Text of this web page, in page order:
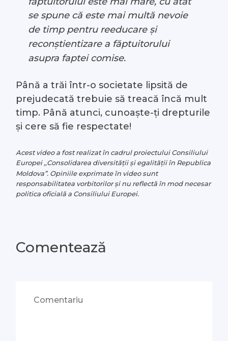
se spune că este mai multă nevoie
de timp pentru reeducare și
reconștientizare a făptuitorului
asupra faptei comise.
Până a trăi într-o societate lipsită de
prejudecată trebuie să treacă încă mult
timp. Până atunci, cunoaște-ți drepturile
și cere să fie respectate!
Acest video a fost realizat în cadrul proiectului Consiliului
Europei ,,Consolidarea diversității și egalității în Republica
Moldova”. Opiniile exprimate în video sunt
responsabilitatea vorbitorilor și nu reflectă în mod necesar
politica oficială a Consiliului Europei.
Comentează